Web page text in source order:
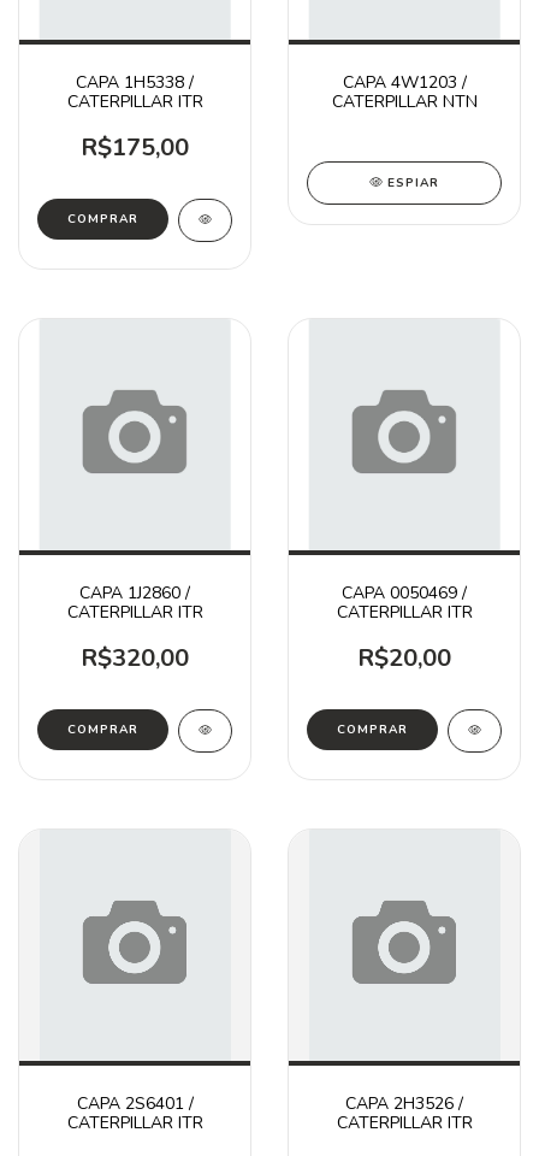
CAPA 1H5338 /
CATERPILLAR ITR
R$175,00
CAPA 4W1203 /
CATERPILLAR NTN
ESPIAR
CAPA 1J2860 /
CATERPILLAR ITR
R$320,00
CAPA 0050469 /
CATERPILLAR ITR
R$20,00
CAPA 2S6401 /
CATERPILLAR ITR
CAPA 2H3526 /
CATERPILLAR ITR